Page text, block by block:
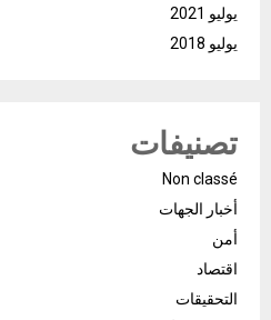
يوليو 2021
يوليو 2018
تصنيفات
Non classé
أخبار الجهات
أمن
اقتصاد
التحقيقات